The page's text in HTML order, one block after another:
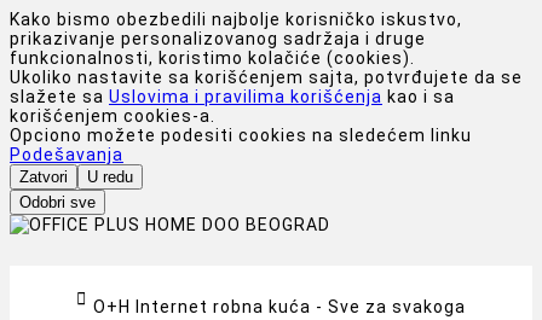
Kako bismo obezbedili najbolje korisničko iskustvo,
prikazivanje personalizovanog sadržaja i druge
funkcionalnosti, koristimo kolačiće (cookies).
Ukoliko nastavite sa korišćenjem sajta, potvrđujete da se
slažete sa Uslovima i pravilima korišćenja kao i sa
korišćenjem cookies-a.
Opciono možete podesiti cookies na sledećem linku
Podešavanja
Zatvori
U redu
Odobri sve
 O+H Internet robna kuća - Sve za svakoga